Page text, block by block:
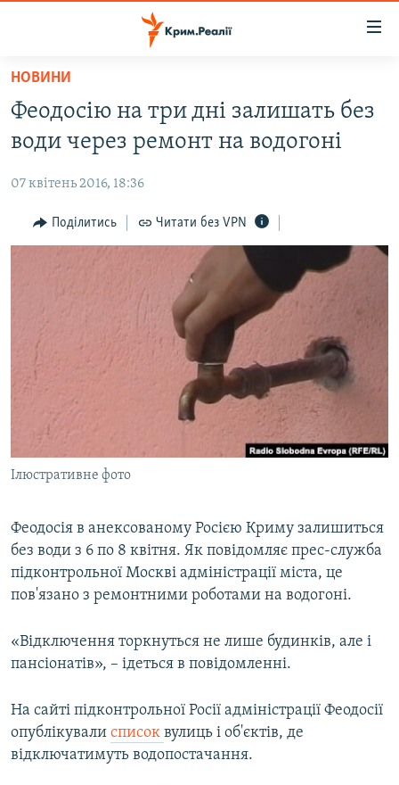
Перейти
основного
матеріалу
до
навігації
Перейти
ВОДА.КРИМ
ВІДЕО ТА ФОТО
ПОЛІТИКА
БЛОГИ
ВСЕ ЗА ДЕНЬ
СПЕЦПРОЕКТИ
ДЕПОРТАЦІЯ
ВІДЕОУРОКИ «ELIFBE»
УКРАЇНСЬКА ПРОБЛЕМА КРИМУ
ЯК ОБІЙТИ БЛОКУВАННЯ
Русский
Qırımtatar
Усі сайти RFE/RL
НОВИНИ
Феодосію на три дні залишать без
води через ремонт на водогоні
07 квітень 2016, 18:36
Поділитись Читати без VPN
Ілюстративне фото
Феодосія в анексованому Росією Криму залишиться
без води з 6 по 8 квітня. Як повідомляє прес-служба
підконтрольної Москві адміністрації міста, це
пов'язано з ремонтними роботами на водогоні.
«Відключення торкнуться не лише будинків, але і
пансіонатів», – ідеться в повідомленні.
На сайті підконтрольної Росії адміністрації Феодосії
опублікували список вулиць і об'єктів, де
відключатимуть водопостачання.